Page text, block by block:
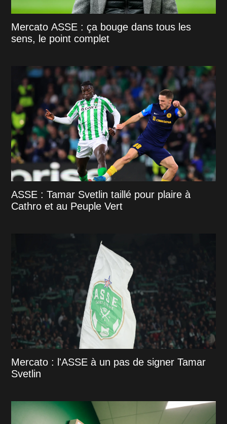
Mercato ASSE : ça bouge dans tous les
sens, le point complet
ASSE : Tamar Svetlin taillé pour plaire à
Cathro et au Peuple Vert
Mercato : l'ASSE à un pas de signer Tamar
Svetlin